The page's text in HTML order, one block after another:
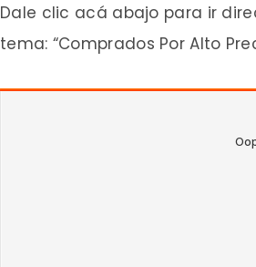
Dale clic acá abajo para ir
tema: “Comprados Por Alto